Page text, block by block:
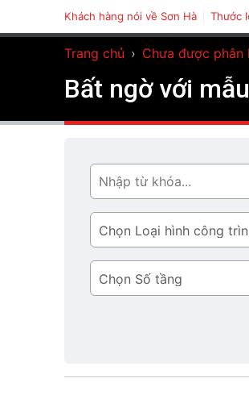
Khách hàng nói về Sơn Hà Thước
Trang chủ › Chưa được phân
Bất ngờ với
Tìm
Loại
hình
công
trình
Số
tầng